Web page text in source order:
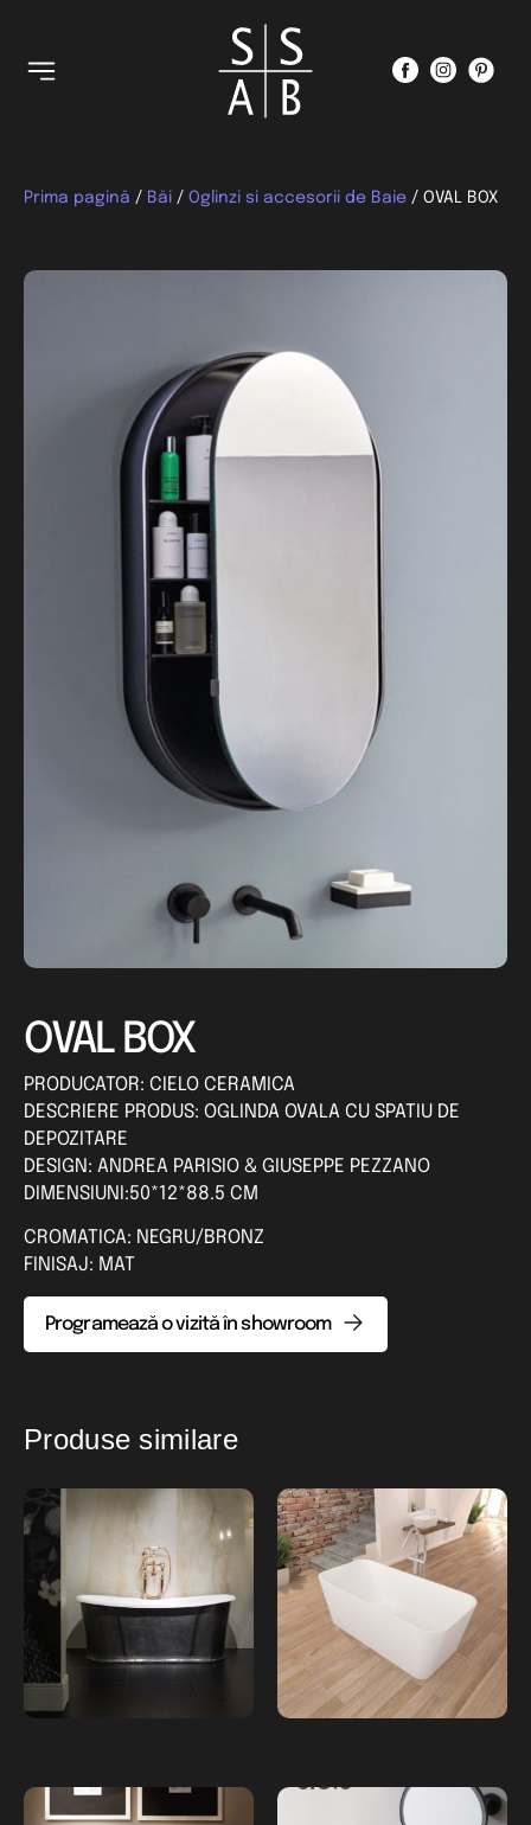
Prima pagină / Băi / Oglinzi si accesorii de Baie / OVAL BOX
OVAL BOX
PRODUCATOR: CIELO CERAMICA
DESCRIERE PRODUS: OGLINDA OVALA CU SPATIU DE
DEPOZITARE
DESIGN: ANDREA PARISIO & GIUSEPPE PEZZANO
DIMENSIUNI:50*12*88.5 CM
CROMATICA: NEGRU/BRONZ
FINISAJ: MAT
Programează o vizită în showroom
Produse similare